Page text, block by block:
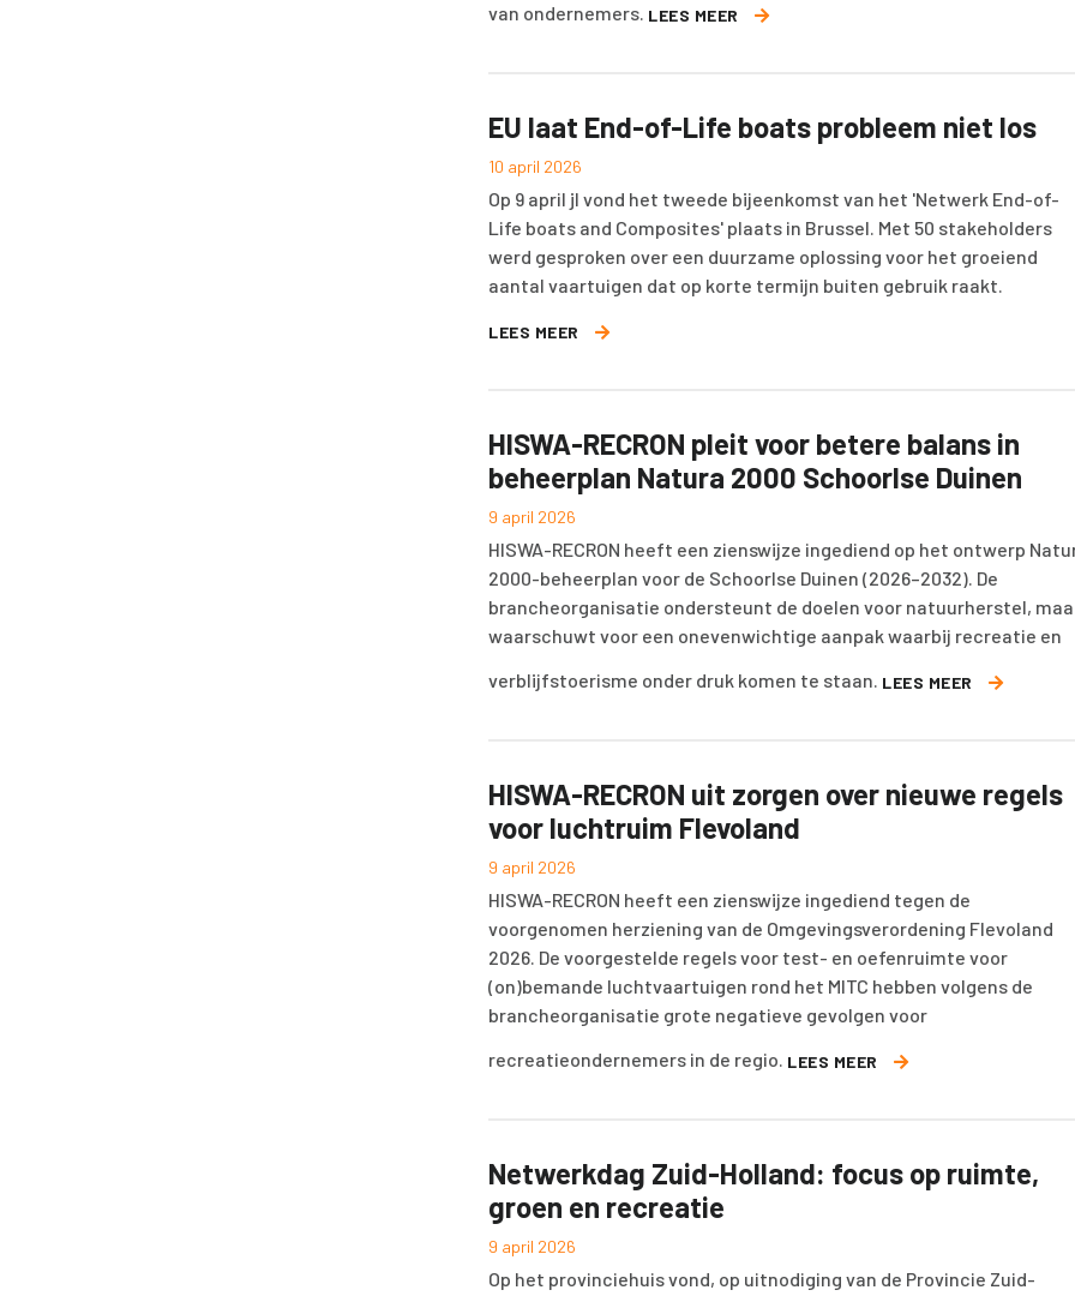
van ondernemers. LEES MEER
EU laat End-of-Life boats probleem niet los
10 april 2026
Op 9 april jl vond het tweede bijeenkomst van het 'Netwerk End-of-
Life boats and Composites' plaats in Brussel. Met 50 stakeholders
werd gesproken over een duurzame oplossing voor het groeiend
aantal vaartuigen dat op korte termijn buiten gebruik raakt.
LEES MEER
HISWA-RECRON pleit voor betere balans in
beheerplan Natura 2000 Schoorlse Duinen
9 april 2026
HISWA-RECRON heeft een zienswijze ingediend op het ontwerp
2000-beheerplan voor de Schoorlse Duinen (2026–2032). De
brancheorganisatie ondersteunt de doelen voor natuurherstel,
waarschuwt voor een onevenwichtige aanpak waarbij recreatie en
verblijfstoerisme onder druk komen te staan. LEES MEER
HISWA-RECRON uit zorgen over nieuwe regels
voor luchtruim Flevoland
9 april 2026
HISWA-RECRON heeft een zienswijze ingediend tegen de
voorgenomen herziening van de Omgevingsverordening Flevoland
2026. De voorgestelde regels voor test- en oefenruimte voor
(on)bemande luchtvaartuigen rond het MITC hebben volgens de
brancheorganisatie grote negatieve gevolgen voor
recreatieondernemers in de regio. LEES MEER
Netwerkdag Zuid-Holland: focus op ruimte,
groen en recreatie
9 april 2026
Op het provinciehuis vond, op uitnodiging van de Provincie Zuid-